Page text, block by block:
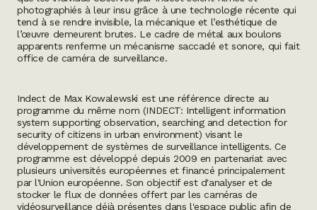
photographiés à leur insu grâce à une technologie récente qui
tend à se rendre invisible, la mécanique et l’esthétique de
l’œuvre demeurent brutes. Le cadre de métal aux boulons
apparents renferme un mécanisme saccadé et sonore, qui fait
office de caméra de surveillance.
Indectde Max Kowalewski est une référence directe au
programme du même nom (INDECT: Intelligent information
system supporting observation, searching and detection for
security of citizens in urban environment) visant le
développement de systèmes de surveillance intelligents. Ce
programme est développé depuis 2009 en partenariat avec
plusieurs universités européennes et financé principalement
par l'Union européenne. Son objectif est d'analyser et de
stocker le flux de données offert par les caméras de
vidéosurveillance déjà présentes dans l'espace public afin de